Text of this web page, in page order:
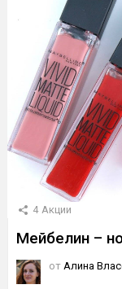
4 Акции
Мейбелин –
от Алина